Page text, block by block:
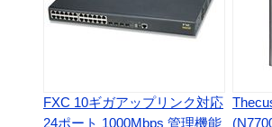
FXC 10ギガアップリンク対応
24ポート 1000Mbps 管理機能